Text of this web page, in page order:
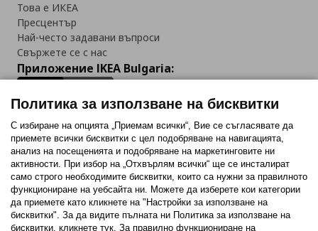
Това е ИКЕА
Пресцентър
Най-често задавани въпроси
Свържете се с нас
Приложение IKEA Bulgaria:
Последвайте ни:
FacebookTwitterYoutubePinterestInstagram
Политика за използване на бисквитки
С избиране на опцията „Приемам всички“, Вие се съгласявате да
приемете всички бисквитки с цел подобряване на навигацията,
анализ на посещенията и подобряване на маркетинговите ни
активности. При избор на „Отхвърлям всички“ ще се инсталират
само строго необходимитe бисквитки, които са нужни за правилното
функциониране на уебсайта ни. Можете да изберете кои категории
да приемете като кликнете на "Настройки за използване на
бисквитки". За да видите пълната ни Политика за използване на
бисквитки, кликнете тук. За правилно функциониране на